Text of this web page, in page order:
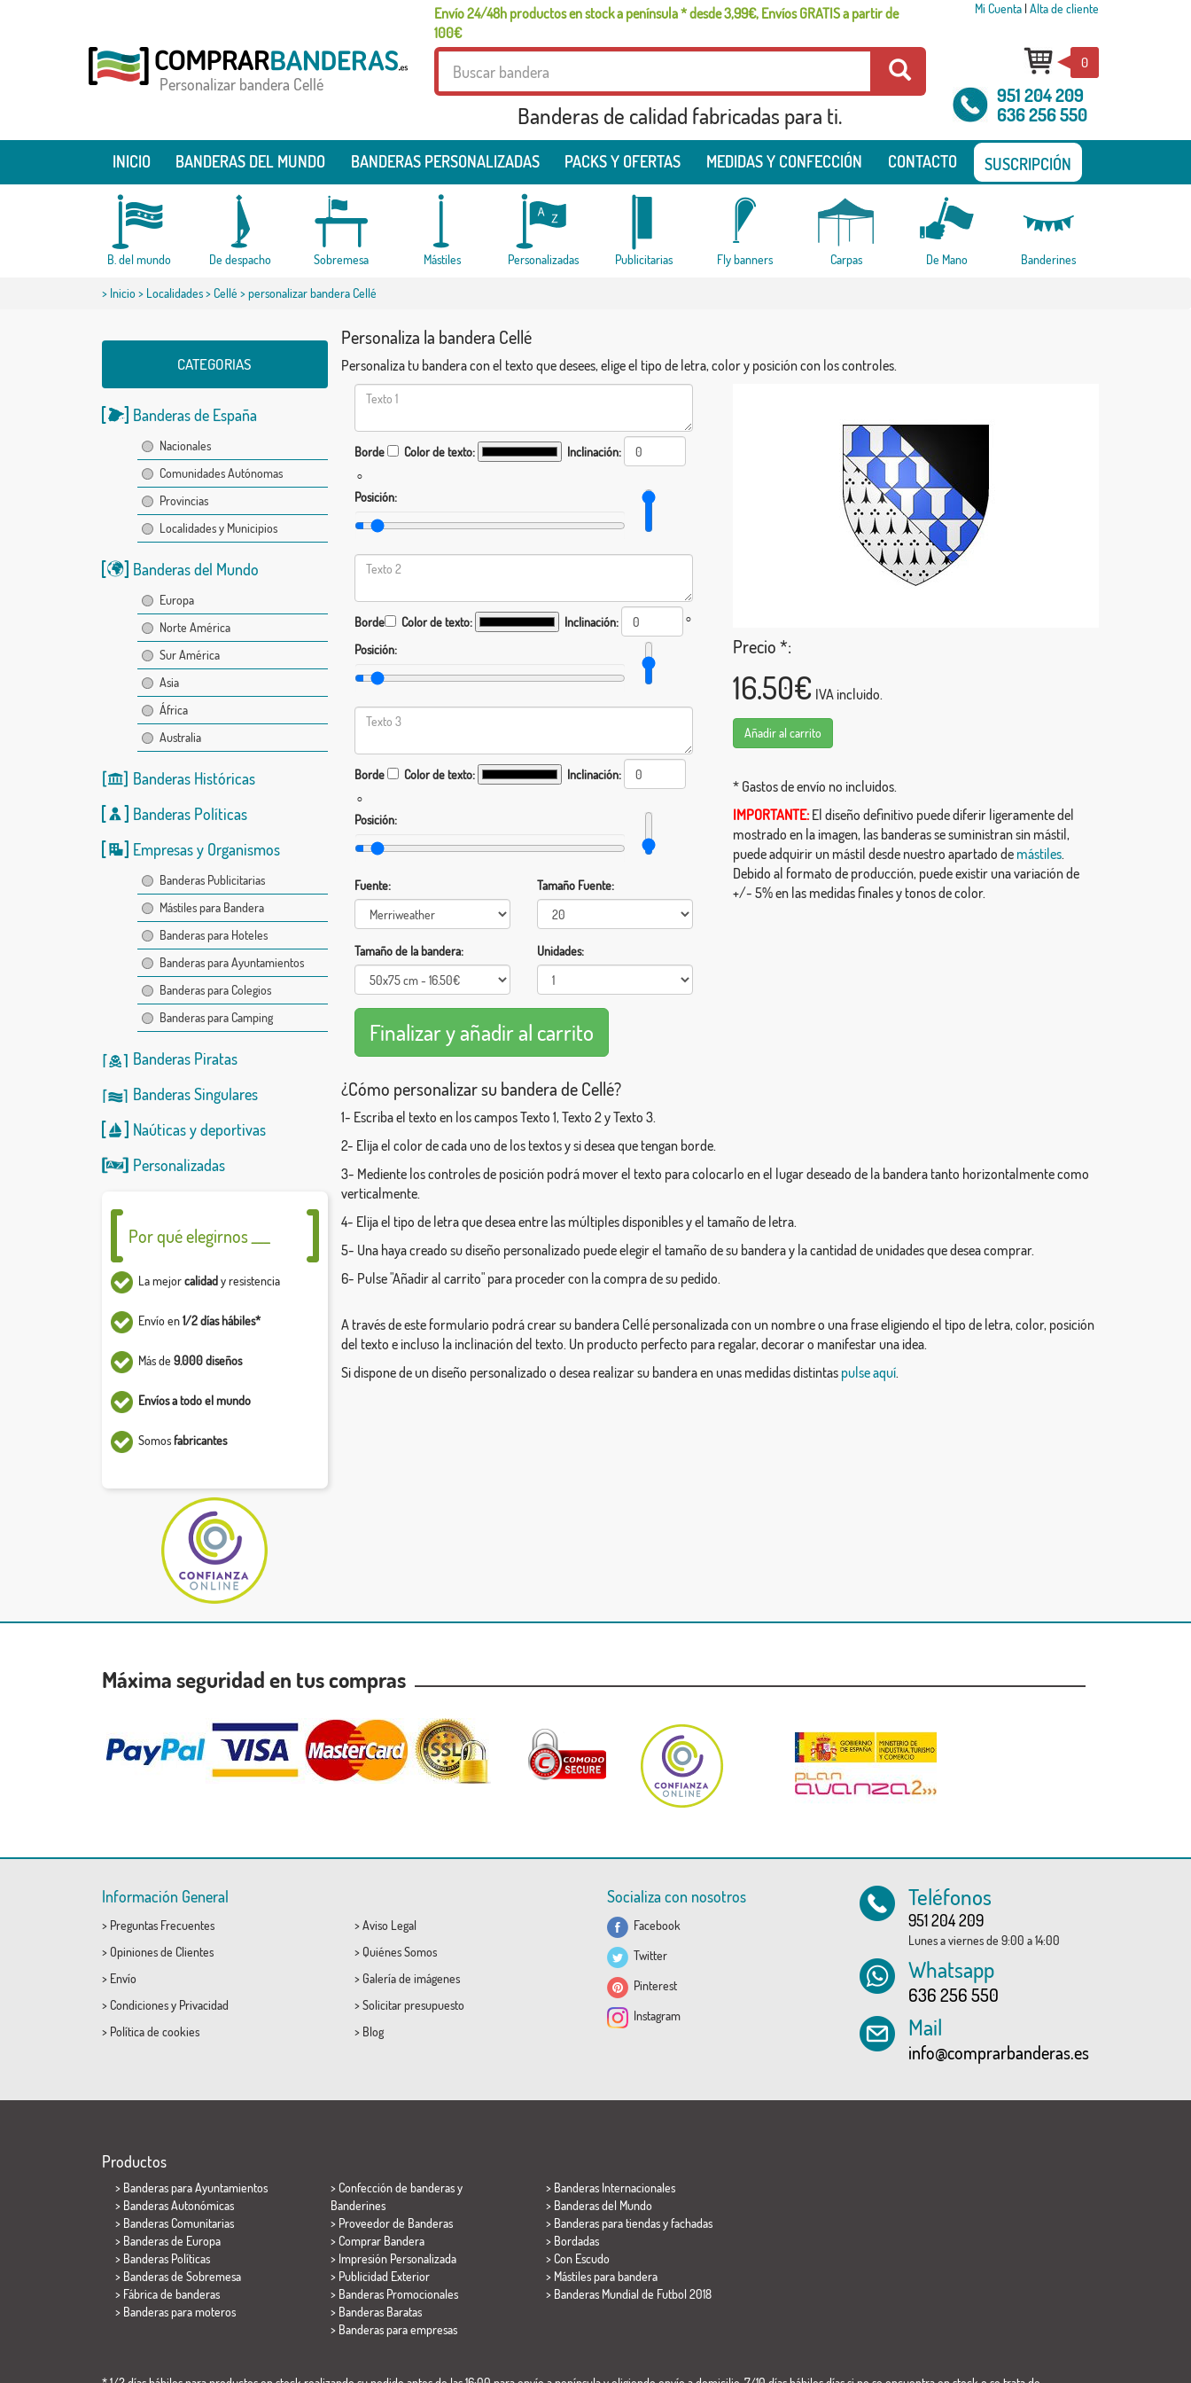
Envío 24/48h productos en stock a península * desde 3,99€, Envíos GRATIS a partir de
100€
Mi Cuenta| Alta de cliente
Personalizar bandera Cellé
Banderas de calidad fabricadas para ti.
0
951 204 209
636 256 550
INICIO BANDERAS DEL MUNDO BANDERAS PERSONALIZADAS PACKS Y OFERTAS MEDIDAS Y CONFECCIÓN CONTACTO SUSCRIPCIÓN
B. del mundo De despacho Sobremesa Mástiles Personalizadas Publicitarias Fly banners Carpas De Mano Banderines
> Inicio> Localidades>Cellé > personalizar bandera Cellé
CATEGORIAS
Banderas de España
Nacionales
Comunidades Autónomas
Provincias
Localidades y Municipios
Banderas del Mundo
Europa
Norte América
Sur América
Asia
África
Australia
Banderas Históricas
Banderas Políticas
Empresas y Organismos
Banderas Publicitarias
Mástiles para Bandera
Banderas para Hoteles
Banderas para Ayuntamientos
Banderas para Colegios
Banderas para Camping
Banderas Piratas
Banderas Singulares
Naúticasydeportivas
Personalizadas
Por qué elegirnos ___
La mejorcalidady resistencia
Envío en1/2 días hábiles*
Más de 9.000 diseños
Envíos a todo el mundo
Somosfabricantes
Personaliza la bandera Cellé
Personaliza tu bandera con el texto que desees, elige el tipo de letra, color y posición con los controles.
Borde Color de texto:
Inclinación:
°
Posición:
Borde Color de texto: Inclinación:
°
Posición:
Borde Color de texto:
Inclinación:
°
Posición:
Fuente: Tamaño Fuente:
Tamaño de la bandera: Unidades:
Precio *:
16.50€ IVA incluido.
Añadir al carrito
* Gastos de envío no incluidos.
IMPORTANTE: El diseño definitivo puede diferir ligeramente del
mostrado en la imagen, las banderas se suministran sin mástil,
puede adquirir un mástil desde nuestro apartado de mástiles.
Debido al formato de producción, puede existir una variación de
+/- 5% en las medidas finales y tonos de color.
¿Cómo personalizar su bandera de Cellé?
1- Escriba el texto en los campos Texto 1, Texto 2 y Texto 3.
2- Elija el color de cada uno de los textos y si desea que tengan borde.
3- Mediente los controles de posición podrá mover el texto para colocarlo en el lugar deseado de la bandera tanto horizontalmente como
verticalmente.
4- Elija el tipo de letra que desea entre las múltiples disponibles y el tamaño de letra.
5- Una haya creado su diseño personalizado puede elegir el tamaño de su bandera y la cantidad de unidades que desea comprar.
6- Pulse "Añadir al carrito" para proceder con la compra de su pedido.
A través de este formulario podrá crear su bandera Cellé personalizada con un nombre o una frase eligiendo el tipo de letra, color, posición
del texto e incluso la inclinación del texto. Un producto perfecto para regalar, decorar o manifestar una idea.
Si dispone de un diseño personalizado o desea realizar su bandera en unas medidas distintas pulse aquí.
Máxima seguridad en tus compras
Información General
> Preguntas Frecuentes
> Opiniones de Clientes
> Envío
> Condicionesy Privacidad
> Política de cookies
> Aviso Legal
> Quiénes Somos
> Galería de imágenes
> Solicitar presupuesto
> Blog
Socializa con nosotros
Facebook
Twitter
Pinterest
Instagram
Teléfonos
951 204 209
Lunes a viernes de 9:00 a 14:00
Whatsapp
636 256 550
Mail
info@comprarbanderas.es
Productos
> Banderas para Ayuntamientos
> Banderas Autonómicas
> Banderas Comunitarias
> Banderas de Europa
> Banderas Políticas
> Banderas de Sobremesa
> Fábrica de banderas
> Banderas para moteros
> Confección de banderas y
Banderines
> Proveedor de Banderas
> Comprar Bandera
> Impresión Personalizada
> Publicidad Exterior
> Banderas Promocionales
> Banderas Baratas
> Banderas para empresas
> Banderas Internacionales
> Banderas del Mundo
> Banderas para tiendas y fachadas
> Bordadas
> Con Escudo
> Mástiles para bandera
> Banderas Mundial de Futbol 2018